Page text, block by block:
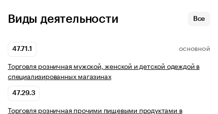
Виды деятельности Все
47.71.1 ОСНОВНОЙ
Торговля розничная мужской, женской и детской одеждой в
специализированных магазинах
47.29.3
Торговля розничная прочими пищевыми продуктами в